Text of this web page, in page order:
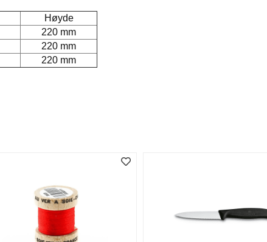
Høyde
220 mm
220 mm
220 mm